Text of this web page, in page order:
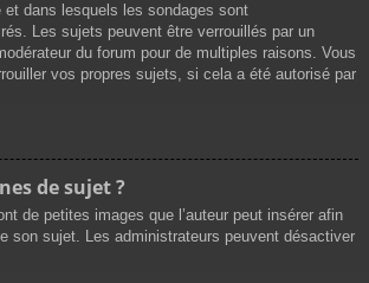
et dans lesquels les sondages sont
Les sujets peuvent être verrouillés par un
du forum pour de multiples raisons. Vous
vos propres sujets, si cela a été autorisé par
de sujet ?
de petites images que l’auteur peut insérer afin
son sujet. Les administrateurs peuvent désactiver